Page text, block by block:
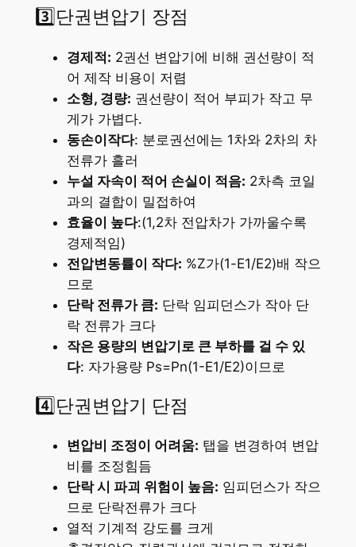
3️⃣단권변압기 장점
경제적: 2권선 변압기에 비해 권선량이 적
어 제작 비용이 저렴
소형, 경량: 권선량이 적어 부피가 작고 무
게가 가볍다.
동손이작다: 분로권선에는 1차와 2차의 차
전류가 흘러
누설 자속이 적어 손실이 적음: 2차측 코일
과의 결합이 밀접하여
효율이 높다:(1,2차 전압차가 가까울수록
경제적임)
전압변동률이 작다: %Z가(1-E1/E2)배 작으
므로
단락 전류가 큼: 단락 임피던스가 작아 단
락 전류가 크다
작은 용량의 변압기로 큰 부하를 걸 수 있
다: 자가용량 Ps=Pn(1-E1/E2)이므로
4️⃣단권변압기 단점
변압비 조정이 어려움: 탭을 변경하여 변압
비를 조정힘듬
단락 시 파괴 위험이 높음: 임피던스가 작으
므로 단락전류가 크다
열적 기계적 강도를 크게